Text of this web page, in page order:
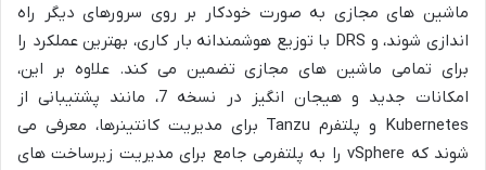
ماشین های مجازی به صورت خودکار بر روی سرورهای دیگر راه
اندازی شوند، و DRS با توزیع هوشمندانه بار کاری، بهترین عملکرد را
برای تمامی ماشین های مجازی تضمین می کند. علاوه بر این،
امکانات جدید و هیجان انگیز در نسخه 7، مانند پشتیبانی از
Kubernetes و پلتفرم Tanzu برای مدیریت کانتینرها، معرفی می
شوند که vSphere را به پلتفرمی جامع برای مدیریت زیرساخت های